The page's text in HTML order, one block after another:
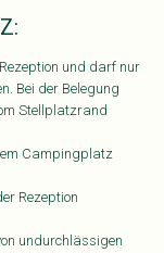
und darf nur
Bei der Belegung
Stellplatzrand
Campingplatz
Rezeption
undurchlässigen